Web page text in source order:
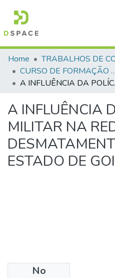
Communities & Collections
All of DSpace
Home
CURSO DE
A INFLUÊNCIA
A INFLUÊNCIA
MILITAR NA
ESTADO DE
No